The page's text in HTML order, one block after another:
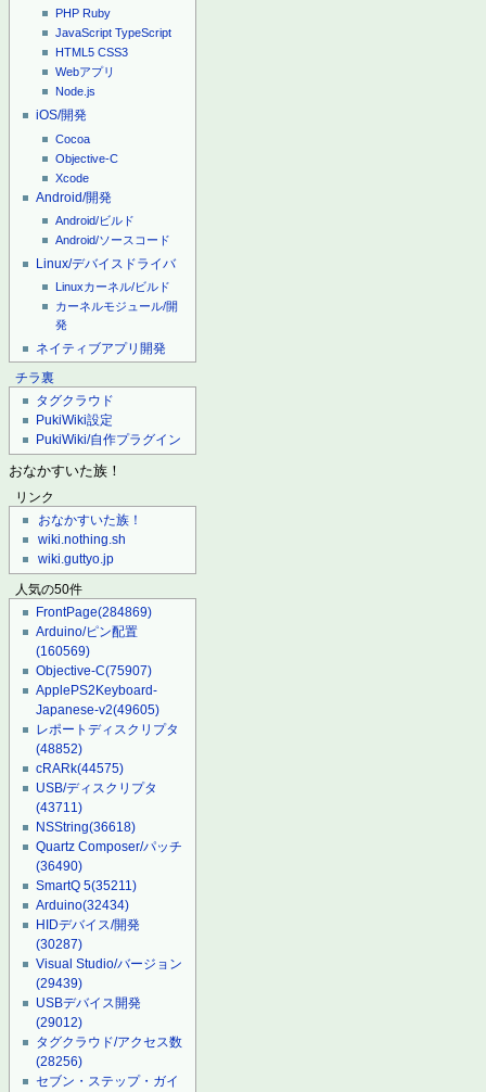
PHP Ruby
JavaScript TypeScript
HTML5 CSS3
Webアプリ
Node.js
iOS/開発
Cocoa
Objective-C
Xcode
Android/開発
Android/ビルド
Android/ソースコード
Linux/デバイスドライバ
Linuxカーネル/ビルド
カーネルモジュール/開
発
ネイティブアプリ開発
チラ裏
タグクラウド
PukiWiki設定
PukiWiki/自作プラグイン
おなかすいた族！
リンク
おなかすいた族！
wiki.nothing.sh
wiki.guttyo.jp
人気の50件
FrontPage(284869)
Arduino/ピン配置
(160569)
Objective-C(75907)
ApplePS2Keyboard-
Japanese-v2(49605)
レポートディスクリプタ
(48852)
cRARk(44575)
USB/ディスクリプタ
(43711)
NSString(36618)
Quartz Composer/パッチ
(36490)
SmartQ 5(35211)
Arduino(32434)
HIDデバイス/開発
(30287)
Visual Studio/バージョン
(29439)
USBデバイス開発
(29012)
タグクラウド/アクセス数
(28256)
セブン・ステップ・ガイ